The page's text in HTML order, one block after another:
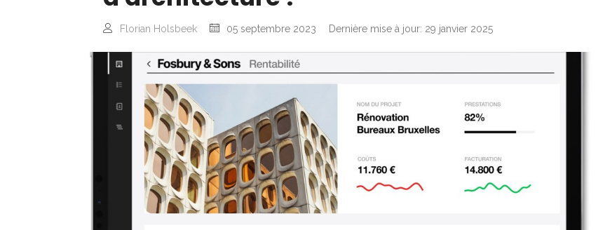
Florian Holsbeek 05 septembre 2023 Dernière mise à jour: 29 janvier 2025